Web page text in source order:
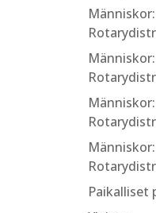
Paikalliset